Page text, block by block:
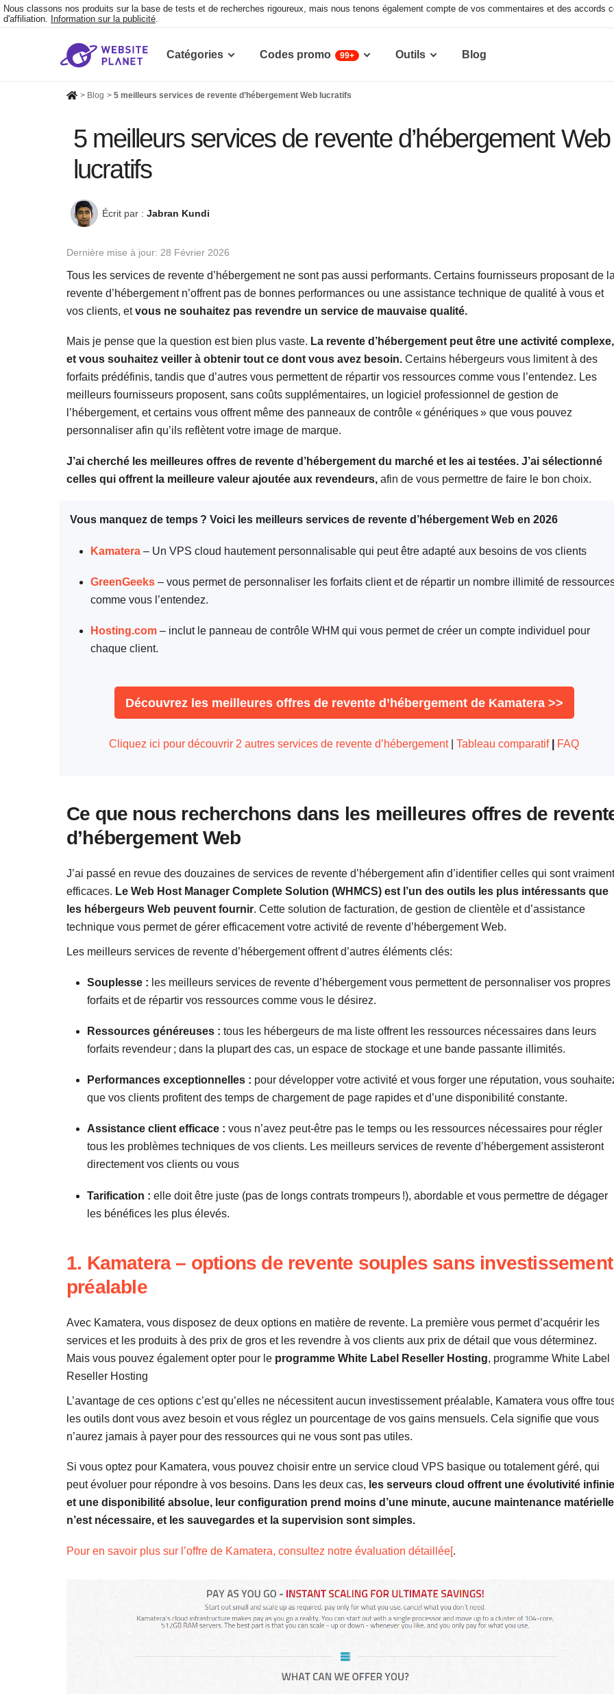
Nous classons nos produits sur la base de tests et de recherches rigoureux, mais nous tenons également compte de vos commentaires et des
d'affiliation. Information sur la publicité.
Catégories Codes promo 99+ Outils Blog
> Blog > 5 meilleurs services de revente d’hébergement Web lucratifs
5 meilleurs services de revente d’hébergement Web
lucratifs
Écrit par : Jabran Kundi
Dernière mise à jour: 28 Février 2026
Tous les services de revente d’hébergement ne sont pas aussi performants. Certains fournisseurs proposant de
revente d’hébergement n’offrent pas de bonnes performances ou une assistance technique de qualité à vous et
vos clients, etvous ne souhaitez pas revendre un service de mauvaise qualité.
Mais je pense que la question est bien plus vaste. La revente d’hébergement peut être une activité complexe,
et vous souhaitez veiller à obtenir tout ce dont vous avez besoin. Certains hébergeurs vous limitent à des
forfaits prédéfinis, tandis que d’autres vous permettent de répartir vos ressources comme vous l’entendez. Les
meilleurs fournisseurs proposent, sans coûts supplémentaires, un logiciel professionnel de gestion de
l’hébergement, et certains vous offrent même des panneaux de contrôle « génériques » que vous pouvez
personnaliser afin qu’ils reflètent votre image de marque.
J’ai cherché les meilleures offres de revente d’hébergement du marché et les ai testées. J’ai sélectionné
celles qui offrent la meilleure valeur ajoutée aux revendeurs, afin de vous permettre de faire le bon choix.
Vous manquez de temps ? Voici les meilleurs services de revente d’hébergement Web en 2026
Kamatera – Un VPS cloud hautement personnalisable qui peut être adapté aux besoins de vos clients
GreenGeeks – vous permet de personnaliser les forfaits client et de répartir un nombre illimité de
comme vous l’entendez.
Hosting.com – inclut le panneau de contrôle WHM qui vous permet de créer un compte individuel pour
chaque client.
‌Découvrez les meilleures offres de revente d’hébergement de Kamatera >>
Cliquez ici pour découvrir 2 autres services de revente d’hébergement Tableau comparatif FAQ
Ce que nous recherchons dans les meilleures offres de
d’hébergement Web
J’ai passé en revue des douzaines de services de revente d’hébergement afin d’identifier celles qui sont vraiment
efficaces. Le Web Host Manager Complete Solution (WHMCS) est l’un des outils les plus intéressants que
les hébergeurs Web peuvent fournir. Cette solution de facturation, de gestion de clientèle et d’assistance
technique vous permet de gérer efficacement votre activité de revente d’hébergement Web.
Les meilleurs services de revente d’hébergement offrent d’autres éléments clés:
Souplesse : les meilleurs services de revente d’hébergement vous permettent de personnaliser vos propres
forfaits et de répartir vos ressources comme vous le désirez.
Ressources généreuses : tous les hébergeurs de ma liste offrent les ressources nécessaires dans leurs
forfaits revendeur ; dans la plupart des cas, un espace de stockage et une bande passante illimités.
Performances exceptionnelles : pour développer votre activité et vous forger une réputation, vous
que vos clients profitent des temps de chargement de page rapides et d’une disponibilité constante.
Assistance client efficace : vous n’avez peut-être pas le temps ou les ressources nécessaires pour régler
tous les problèmes techniques de vos clients. Les meilleurs services de revente d’hébergement assisteront
directement vos clients ou vous
Tarification : elle doit être juste (pas de longs contrats trompeurs !), abordable et vous permettre de dégager
les bénéfices les plus élevés.
1. Kamatera – options de revente souples sans investissement
préalable
Avec Kamatera, vous disposez de deux options en matière de revente. La première vous permet d’acquérir les
services et les produits à des prix de gros et les revendre à vos clients aux prix de détail que vous déterminez.
Mais vous pouvez également opter pour le programme White Label Reseller Hosting, programme White Label
Reseller Hosting
L’avantage de ces options c’est qu’elles ne nécessitent aucun investissement préalable, Kamatera vous offre
les outils dont vous avez besoin et vous réglez un pourcentage de vos gains mensuels. Cela signifie que vous
n’aurez jamais à payer pour des ressources qui ne vous sont pas utiles.
Si vous optez pour Kamatera, vous pouvez choisir entre un service cloud VPS basique ou totalement géré, qui
peut évoluer pour répondre à vos besoins. Dans les deux cas, les serveurs cloud offrent une évolutivité infinie
et une disponibilité absolue, leur configuration prend moins d’une minute, aucune maintenance matérielle
n’est nécessaire, et les sauvegardes et la supervision sont simples.
Pour en savoir plus sur l’offre de Kamatera, consultez notre évaluation détaillée[.